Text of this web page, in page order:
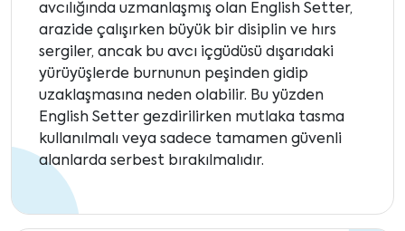
avcılığında uzmanlaşmış olan English Setter,
arazide çalışırken büyük bir disiplin ve hırs
sergiler, ancak bu avcı içgüdüsü dışarıdaki
yürüyüşlerde burnunun peşinden gidip
uzaklaşmasına neden olabilir. Bu yüzden
English Setter gezdirilirken mutlaka tasma
kullanılmalı veya sadece tamamen güvenli
alanlarda serbest bırakılmalıdır.